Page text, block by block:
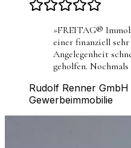
»FREITAG®
einer finanziell
Angelegenheit
geholfen.
Rudolf Renner GmbH
Gewerbeimmobilie